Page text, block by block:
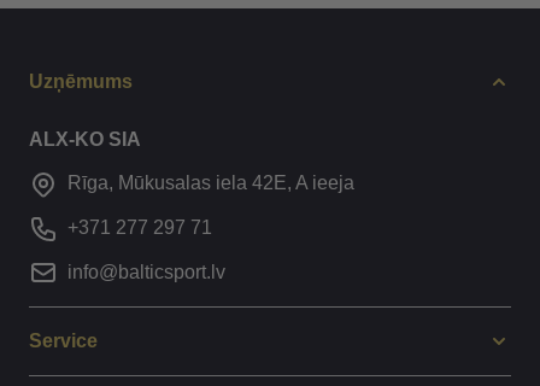
Uzņēmums
ALX-KO SIA
Rīga, Mūkusalas iela 42E, A ieeja
+371 277 297 71
info@balticsport.lv
Service